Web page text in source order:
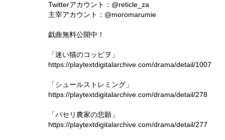
Twitterアカウント：@reticle_za
主宰アカウント：@moromarumie
戯曲無料公開中！
「迷い猫のコッピヲ」
https://playtextdigitalarchive.com/drama/detail/1007
「シュールストレミング」
https://playtextdigitalarchive.com/drama/detail/278
「パセリ農家の悲願」
https://playtextdigitalarchive.com/drama/detail/277